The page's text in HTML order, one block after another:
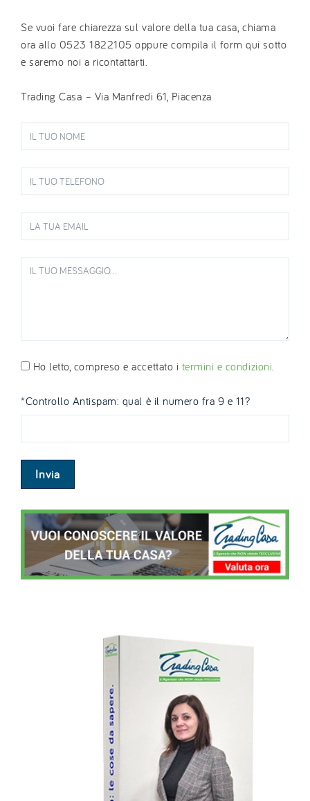
Se vuoi fare chiarezza sul valore della tua casa, chiama
ora allo 0523 1822105 oppure compila il form qui sotto
e saremo noi a ricontattarti.
Trading Casa – Via Manfredi 61, Piacenza
Ho letto, compreso e accettato i termini e condizioni
*Controllo Antispam: qual è il numero fra 9 e 11?
Invia